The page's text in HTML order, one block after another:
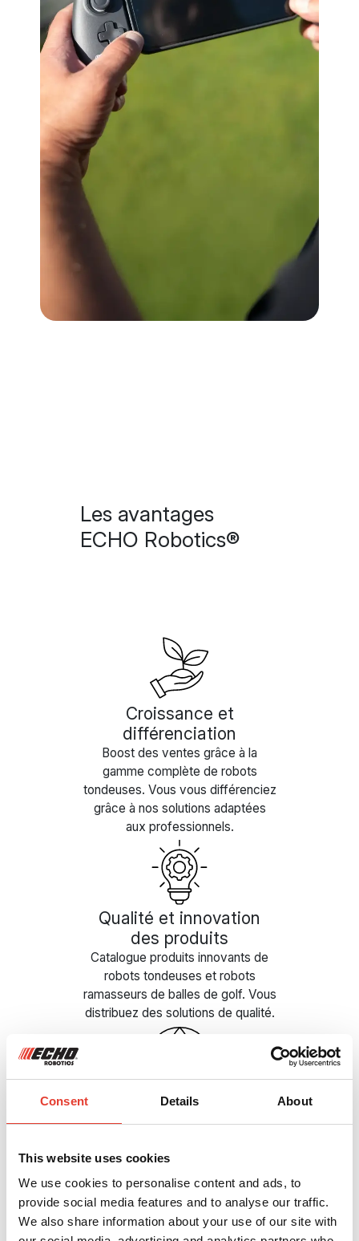
Consent Details About
This website uses cookies
We use cookies to personalise content and ads, to
provide social media features and to analyse our traffic.
We also share information about your use of our site with
Les avantages
ECHO Robotics®
Croissance et
différenciation
Boost des ventes grâce à la
gamme complète de robots
tondeuses. Vous vous différenciez
grâce à nos solutions adaptées
aux professionnels.
Qualité et innovation
des produits
Catalogue produits innovants de
robots tondeuses et robots
ramasseurs de balles de golf. Vous
distribuez des solutions de qualité.
Réseau et image de
marque
distribution international. Vous
associez votre image à la marque
de référence des professionnels.